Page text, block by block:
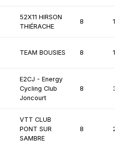
52X11 HIRSON
THIÉRACHE
8 1ère
TEAM BOUSIES 8 1ère
E2CJ - Energy
Cycling Club
Joncourt
8
VTT CLUB
PONT SUR
SAMBRE
8